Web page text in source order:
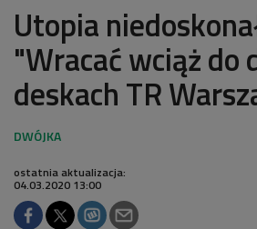
Utopia
"Wracać wciąż do
deskach TR
ostatnia aktualizacja:
04.03.2020 13:00